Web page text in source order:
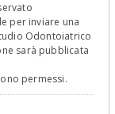
per inviare una
Odontoiatrico
sarà pubblicata
permessi.